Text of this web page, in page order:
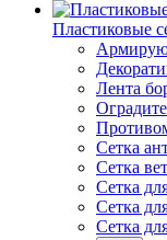
Пластиковые
Лента
Сетка
Сетка
Сетка
Сетка
Сетка